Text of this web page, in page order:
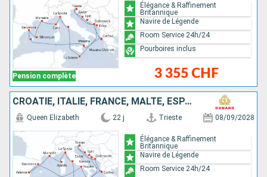
Pension complète 3 355 CHF
Élégance & Raffinement
Britannique
Navire de Légende
Room Service 24h/24
Pourboires inclus
CROATIE, ITALIE, FRANCE, MALTE, ESPAGNE, GRÈCE
Queen Elizabeth 22 j Trieste 08/09/2028
Élégance & Raffinement
Britannique
Navire de Légende
Room Service 24h/24